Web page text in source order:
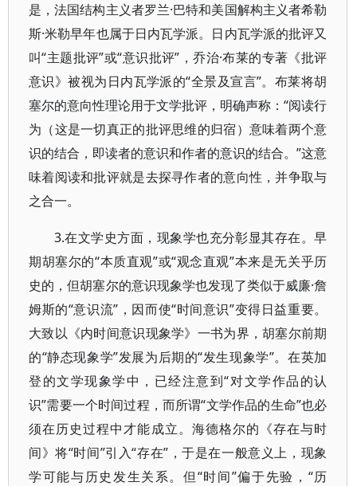
是，法国结构主义者罗兰·巴特和美国解构主义者希勒
斯·米勒早年也属于日内瓦学派。日内瓦学派的批评又
叫“主题批评”或“意识批评”，乔治·布莱的专著《批评
意识》被视为日内瓦学派的“全景及宣言”。布莱将胡
塞尔的意向性理论用于文学批评，明确声称：“阅读行
为（这是一切真正的批评思维的归宿）意味着两个意
识的结合，即读者的意识和作者的意识的结合。”这意
味着阅读和批评就是去探寻作者的意向性，并争取与
之合一。
3.在文学史方面，现象学也充分彰显其存在。早
期胡塞尔的“本质直观”或“观念直观”本来是无关乎历
史的，但胡塞尔的意识现象学也发现了类似于威廉·詹
姆斯的“意识流”，因而使“时间意识”变得日益重要。
大致以《内时间意识现象学》一书为界，胡塞尔前期
的“静态现象学”发展为后期的“发生现象学”。在英加
登的文学现象学中，已经注意到“对文学作品的认
识”需要一个时间过程，而所谓“文学作品的生命”也必
须在历史过程中才能成立。海德格尔的《存在与时
间》将“时间”引入“存在”，于是在一般意义上，现象
学可能与历史发生关系。但“时间”偏于先验，“历